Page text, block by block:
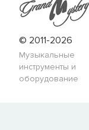
© 2011-2026
Музыкальные
инструменты и
оборудование